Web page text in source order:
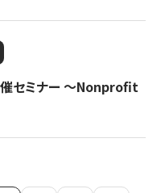
セミナー 〜Nonprofit